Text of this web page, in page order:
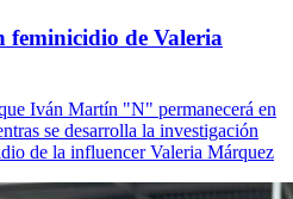
feminicidio de Valeria
Iván Martín "N" permanecerá en
se desarrolla la investigación
de la influencer Valeria Márquez